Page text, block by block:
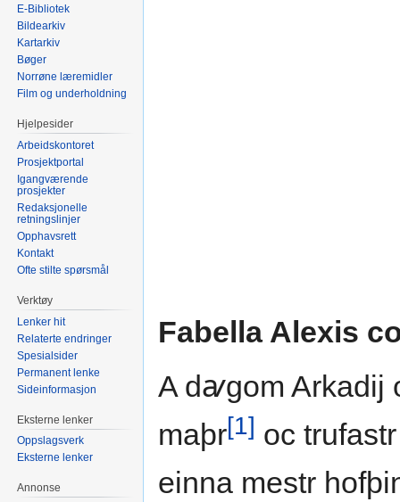
Fabella Alexis
A dꜹgom Arkadij
maþr[1] oc
einna mestr
E-Bibliotek
Bildearkiv
Kartarkiv
Bøger
Norrøne læremidler
Film og underholdning
Hjelpesider
Arbeidskontoret
Prosjektportal
Igangværende
prosjekter
Redaksjonelle
retningslinjer
Opphavsrett
Kontakt
Ofte stilte spørsmål
Verktøy
Lenker hit
Relaterte endringer
Spesialsider
Permanent lenke
Sideinformasjon
Eksterne lenker
Oppslagsverk
Eksterne lenker
Annonse